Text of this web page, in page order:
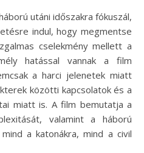
utáni időszakra fókuszál,
indul, hogy megmentse
cselekmény mellett a
hatással vannak a film
a harci jelenetek miatt
közötti kapcsolatok és a
miatt is. A film bemutatja a
valamint a háború
a katonákra, mind a civil